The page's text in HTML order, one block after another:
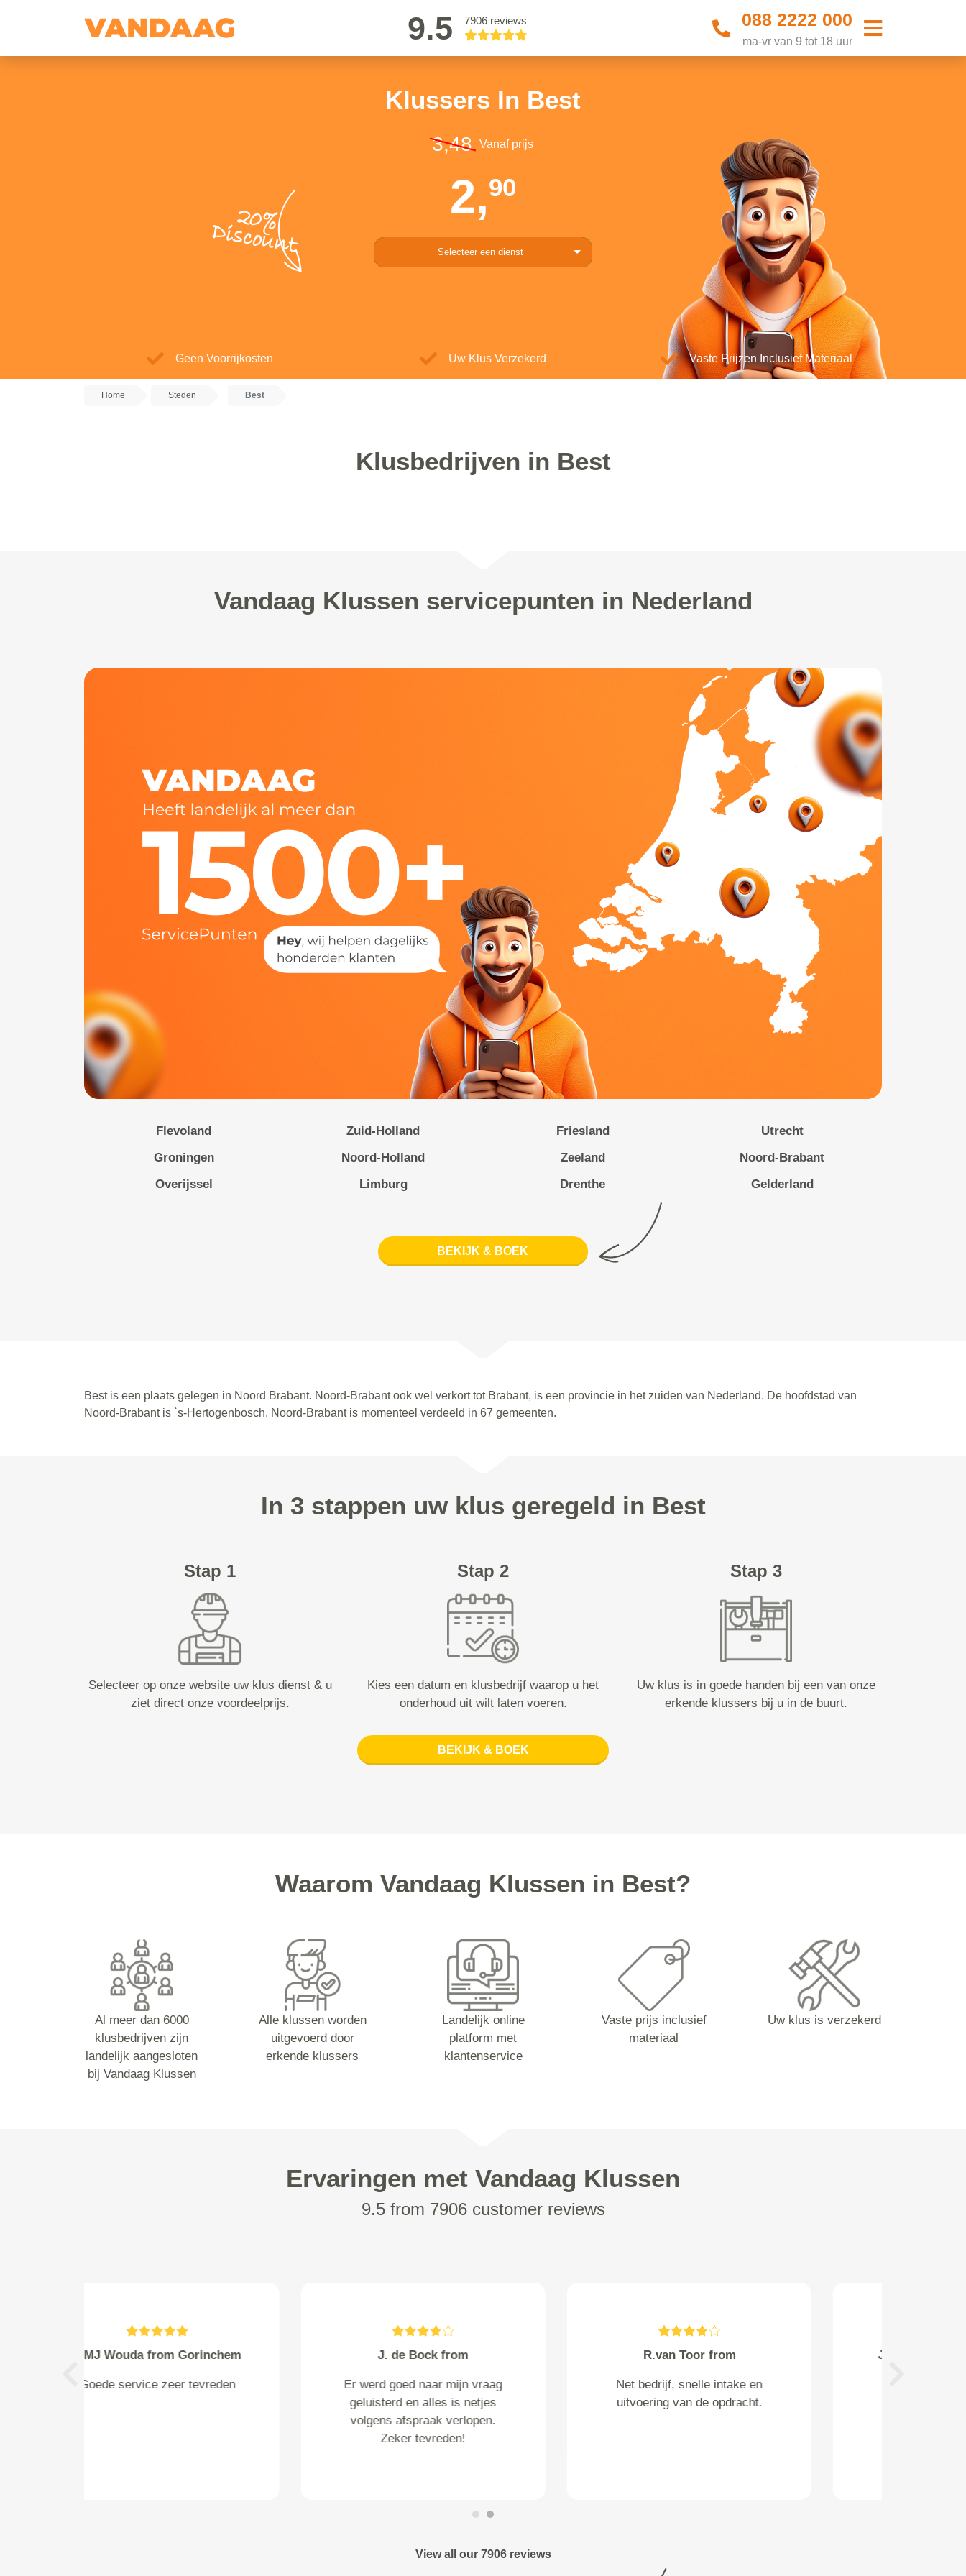
9.5 7906 reviews 088 2222 000
ma-vr van 9 tot 18 uur
Klussers In Best
20%
Discount
3,48 Vanaf prijs
2,90
Selecteer een dienst
Geen Voorrijkosten Uw Klus Verzekerd Vaste Prijzen Inclusief Materiaal
Home Steden Best
Klusbedrijven in Best
Vandaag Klussen servicepunten in Nederland
Flevoland Zuid-Holland Friesland
Utrecht
Groningen
Noord-Holland Zeeland
Noord-Brabant
Overijssel
Limburg Drenthe Gelderland
BEKIJK & BOEK
Best is een plaats gelegen in Noord Brabant. Noord-Brabant ook wel verkort tot Brabant, is een provincie in het zuiden van Nederland. De hoofdstad van
Noord-Brabant is `s-Hertogenbosch. Noord-Brabant is momenteel verdeeld in 67 gemeenten.
In 3 stappen uw klus geregeld in Best
Stap 1
Selecteer op onze website uw klus dienst & u
ziet direct onze voordeelprijs.
Stap 2
Kies een datum en klusbedrijf waarop u het
onderhoud uit wilt laten voeren.
Stap 3
Uw klus is in goede handen bij een van onze
erkende klussers bij u in de buurt.
BEKIJK & BOEK
Waarom Vandaag Klussen in Best?
Al meer dan 6000
klusbedrijven zijn
landelijk aangesloten
bij Vandaag Klussen
Alle klussen worden
uitgevoerd door
erkende klussers
Landelijk online
platform met
klantenservice
Vaste prijs inclusief
materiaal
Uw klus is verzekerd
Ervaringen met Vandaag Klussen
9.5 from 7906 customer reviews
R.van Toor from
Net bedrijf, snelle intake en
J hemmen from Beuningen
Prima! Aardige persoonlijke
benadering.
marjolein de brouwer from
haal en brengservice top!
Previous
View all our 7906 reviews